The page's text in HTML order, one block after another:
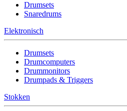
Drumsets
Snaredrums
Elektronisch
Drumsets
Drumcomputers
Drummonitors
Drumpads & Triggers
Stokken